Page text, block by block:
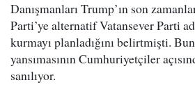
Danışmanları Trump’ın son
Parti’ye alternatif Vatansever Parti
kurmayı planladığını belirtmişti.
yansımasının Cumhuriyetçiler
sanılıyor.